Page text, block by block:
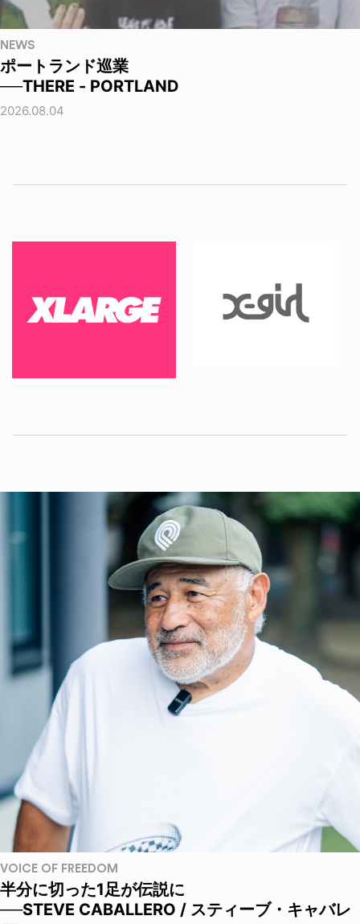
NEWS
ポートランド巡業
──THERE - PORTLAND
2026.08.04
VOICE OF FREEDOM
半分に切った1足が伝説に
──STEVE CABALLERO / スティーブ・キャバレ